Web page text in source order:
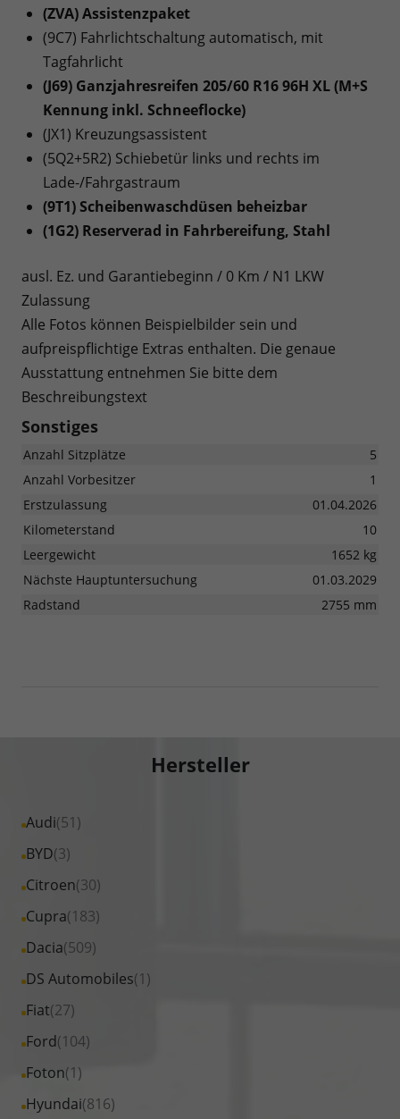
(ZVA) Assistenzpaket
(9C7) Fahrlichtschaltung automatisch, mit
Tagfahrlicht
(J69) Ganzjahresreifen 205/60 R16 96H XL (M+S
Kennung inkl. Schneeflocke)
(JX1) Kreuzungsassistent
(5Q2+5R2) Schiebetür links und rechts im
Lade-/Fahrgastraum
(9T1) Scheibenwaschdüsen beheizbar
(1G2) Reserverad in Fahrbereifung, Stahl
ausl. Ez. und Garantiebeginn / 0 Km / N1 LKW
Zulassung
Alle Fotos können Beispielbilder sein und
aufpreispflichtige Extras enthalten. Die genaue
Ausstattung entnehmen Sie bitte dem
Beschreibungstext
Sonstiges
Anzahl Sitzplätze
5
Anzahl Vorbesitzer
1
Erstzulassung
01.04.2026
Kilometerstand
10
Leergewicht
1652 kg
Nächste Hauptuntersuchung
01.03.2029
Radstand
2755 mm
Hersteller
Audi(51)
Alle
Fahrzeuge
Audi
anzeigen
BYD(3)
Alle
Fahrzeuge
BYD
anzeigen
Citroen(30)
Alle
Fahrzeuge
Citroen
anzeigen
Cupra(183)
Alle
Fahrzeuge
Cupra
anzeigen
Dacia(509)
Alle
Fahrzeuge
Dacia
anzeigen
DS Automobiles(1)
Alle
Fahrzeuge
DS
Automobiles
anzeigen
Fiat(27)
Alle
Fahrzeuge
Fiat
anzeigen
Ford(104)
Alle
Fahrzeuge
Ford
Foton(1)
Alle
Fahrzeuge
Hyundai(816)
Alle